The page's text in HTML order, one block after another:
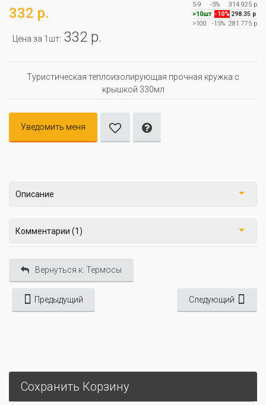
332 р.
Цена за 1шт: 332 р.
5-9
-5%
314.925 р
>10шт -10% 298.35 р
>100
-15% 281.775 р
Туристическая теплоизолирующая прочная кружка с
крышкой 330мл
Уведомить меня
Описание
Комментарии (1)
Вернуться к: Термосы
Предыдущий Следующий
Сохранить Корзину